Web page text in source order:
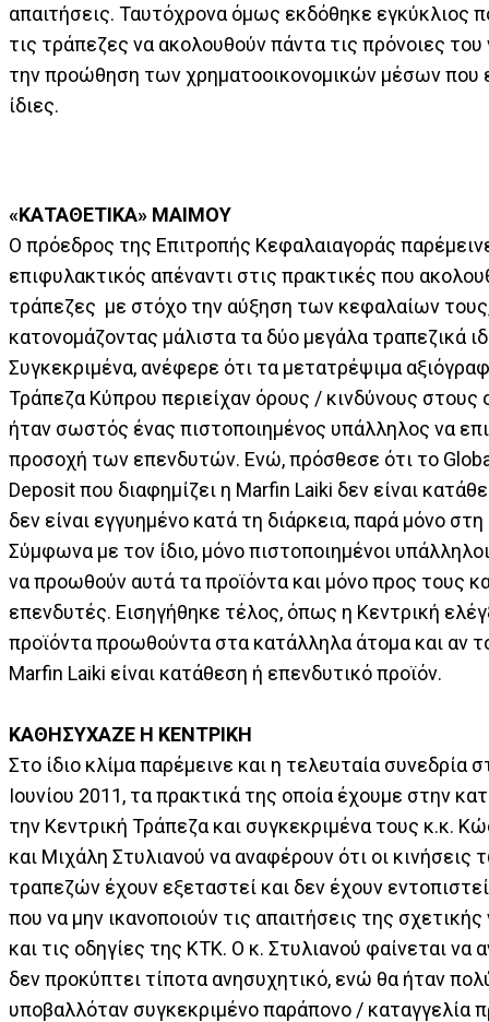
απαιτήσεις. Ταυτόχρονα όμως εκδόθηκε εγκύκλιος
τις τράπεζες να ακολουθούν πάντα τις πρόνοιες
την προώθηση των χρηματοοικονομικών μέσων που
ίδιες.
«ΚΑΤΑΘΕΤΙΚΑ» ΜΑΙΜΟΥ
Ο πρόεδρος της Επιτροπής Κεφαλαιαγοράς
επιφυλακτικός απέναντι στις πρακτικές που
τράπεζες με στόχο την αύξηση των κεφαλαίων
κατονομάζοντας μάλιστα τα δύο μεγάλα τραπεζικά
Συγκεκριμένα, ανέφερε ότι τα μετατρέψιμα
Τράπεζα Κύπρου περιείχαν όρους / κινδύνους στους
ήταν σωστός ένας πιστοποιημένος υπάλληλος να
προσοχή των επενδυτών. Ενώ, πρόσθεσε ότι το
Deposit που διαφημίζει η Marfin Laiki δεν είναι
δεν είναι εγγυημένο κατά τη διάρκεια, παρά μόνο
Σύμφωνα με τον ίδιο, μόνο πιστοποιημένοι
να προωθούν αυτά τα προϊόντα και μόνο προς τους
επενδυτές. Εισηγήθηκε τέλος, όπως η Κεντρική
προϊόντα προωθούντα στα κατάλληλα άτομα και αν
Marfin Laiki είναι κατάθεση ή επενδυτικό προϊόν.
ΚΑΘΗΣΥΧΑΖΕ Η ΚΕΝΤΡΙΚΗ
Στο ίδιο κλίμα παρέμεινε και η τελευταία συνεδρία
Ιουνίου 2011, τα πρακτικά της οποία έχουμε στην
την Κεντρική Τράπεζα και συγκεκριμένα τους κ.κ.
και Μιχάλη Στυλιανού να αναφέρουν ότι οι κινήσεις
τραπεζών έχουν εξεταστεί και δεν έχουν
που να μην ικανοποιούν τις απαιτήσεις της
και τις οδηγίες της ΚΤΚ. Ο κ. Στυλιανού φαίνεται να
δεν προκύπτει τίποτα ανησυχητικό, ενώ θα ήταν
υποβαλλόταν συγκεκριμένο παράπονο / καταγγελία